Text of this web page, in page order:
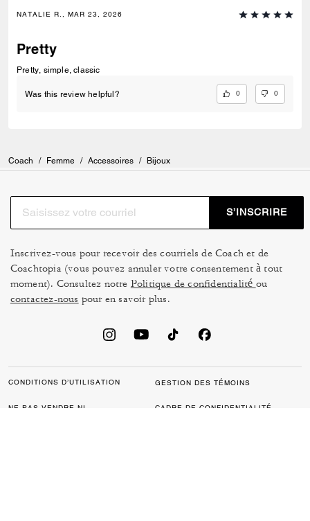
NATALIE R., MAR 23, 2026
Pretty
Pretty, simple, classic
Was this review helpful? 0 0
Coach / Femme / Accessoires / Bijoux
S’INSCRIRE
Inscrivez-vous pour recevoir des courriels de Coach et de
Coachtopia (vous pouvez annuler votre consentement à tout
moment). Consultez notre Politique de confidentialité ou
contactez-nous pour en savoir plus.
CONDITIONS D’UTILISATION GESTION DES TÉMOINS
NE PAS VENDRE NI
CADRE DE CONFIDENTIALITÉ